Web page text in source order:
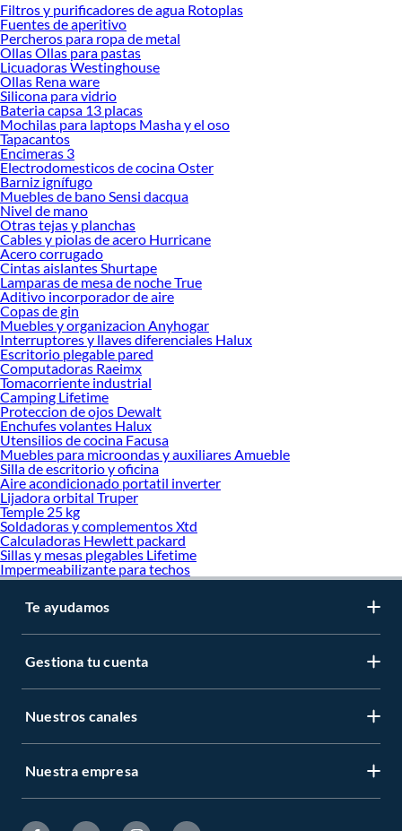
garantía.
Filtros y purificadores de agua Rotoplas
Fuentes de aperitivo
Percheros para ropa de metal
Ollas Ollas para pastas
Licuadoras Westinghouse
Ollas Rena ware
Silicona para vidrio
Bateria capsa 13 placas
Mochilas para laptops Masha y el oso
Tapacantos
Encimeras 3
Electrodomesticos de cocina Oster
Barniz ignífugo
Muebles de bano Sensi dacqua
Nivel de mano
Otras tejas y planchas
Cables y piolas de acero Hurricane
Acero corrugado
Cintas aislantes Shurtape
Lamparas de mesa de noche True
Aditivo incorporador de aire
Copas de gin
Muebles y organizacion Anyhogar
Interruptores y llaves diferenciales Halux
Escritorio plegable pared
Computadoras Raeimx
Tomacorriente industrial
Camping Lifetime
Proteccion de ojos Dewalt
Enchufes volantes Halux
Utensilios de cocina Facusa
Muebles para microondas y auxiliares Amueble
Silla de escritorio y oficina
Aire acondicionado portatil inverter
Lijadora orbital Truper
Temple 25 kg
Soldadoras y complementos Xtd
Calculadoras Hewlett packard
Sillas y mesas plegables Lifetime
Impermeabilizante para techos
Te ayudamos
Gestiona tu cuenta
Nuestros canales
Nuestra empresa